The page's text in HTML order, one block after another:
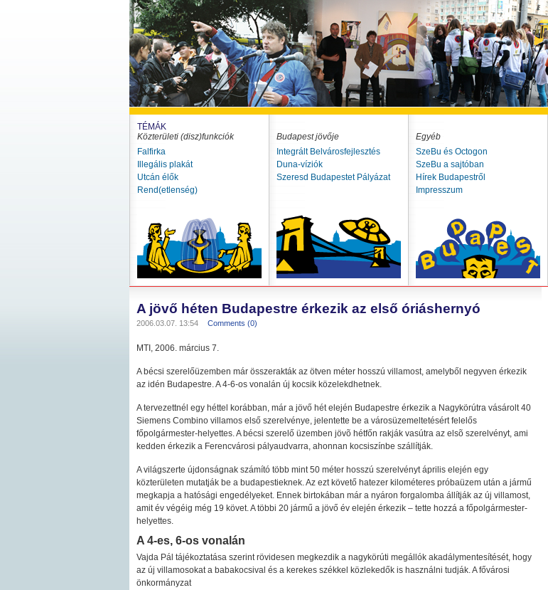
TÉMÁK
Közterületi (disz)funkciók
Falfirka
Illegális plakát
Utcán élők
Rend(etlenség)
Budapest jövője
Integrált Belvárosfejlesztés
Duna-víziók
Szeresd Budapestet Pályázat
Egyéb
SzeBu és Octogon
SzeBu a sajtóban
Hírek Budapestről
Impresszum
A jövő héten Budapestre érkezik az első óriáshernyó
2006.03.07. 13:54 Comments (0)
MTI, 2006. március 7.
A bécsi szerelőüzemben már összerakták az ötven méter hosszú villamost, amelyből negyven érkezik
az idén Budapestre. A 4-6-os vonalán új kocsik közelekdhetnek.
A tervezettnél egy héttel korábban, már a jövő hét elején Budapestre érkezik a Nagykörútra vásárolt 40
Siemens Combino villamos első szerelvénye, jelentette be a városüzemeltetésért felelős
főpolgármester-helyettes. A bécsi szerelő üzemben jövõ hétfőn rakják vasútra az elsõ szerelvényt, ami
kedden érkezik a Ferencvárosi pályaudvarra, ahonnan kocsiszínbe szállítják.
A világszerte újdonságnak számító több mint 50 méter hosszú szerelvényt április elején egy
közterületen mutatják be a budapestieknek. Az ezt követő hatezer kilométeres próbaüzem után a jármű
megkapja a hatósági engedélyeket. Ennek birtokában már a nyáron forgalomba állítják az új villamost,
amit év végéig még 19 követ. A többi 20 jármű a jövő év elején érkezik – tette hozzá a főpolgármester-
helyettes.
A 4-es, 6-os vonalán
Vajda Pál tájékoztatása szerint rövidesen megkezdik a nagykörúti megállók akadálymentesítését, hogy
az új villamosokat a babakocsival és a kerekes székkel közlekedők is használni tudják. A fővárosi
önkormányzat